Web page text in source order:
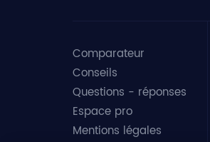
Comparateur
Conseils
Questions - réponses
Espace pro
Mentions légales